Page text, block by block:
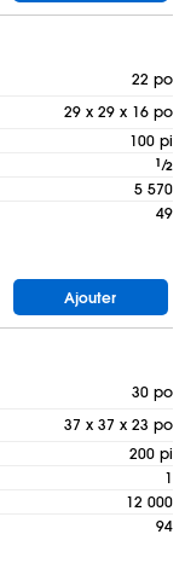
22 po
29 x 29 x 16 po
100 pi
1 ⁄2
5 570
49
Ajouter
30 po
37 x 37 x 23 po
200 pi
1
12 000
94